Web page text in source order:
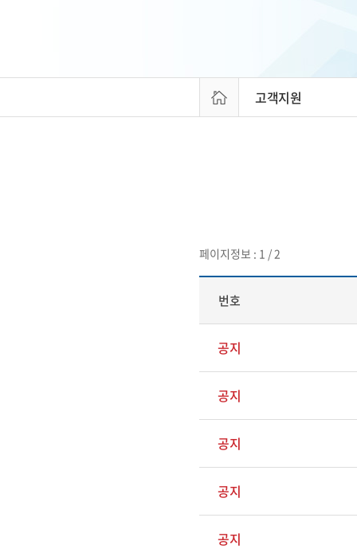
고객지원
페이지정보 : 1 / 2
번호
공지
공지
공지
공지
공지